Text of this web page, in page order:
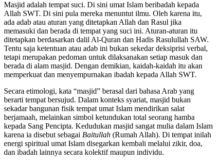
Masjid adalah tempat suci. Di sini umat Islam beribadah kepada
Allah SWT. Di sini pula mereka menuntut ilmu. Oleh karena itu,
ada adab atau aturan yang ditetapkan Allah dan Rasul jika
memasuki dan berada di tempat yang suci ini. Aturan-aturan itu
ditetapkan berdasarkan dalil Al-Quran dan Hadis Rasulullah SAW.
Tentu saja ketentuan atau adab ini bukan sekedar deksiprisi verbal,
tetapi merupakan pedoman untuk dilaksanakan setiap masuk dan
berada di alam masjid. Dengan demikian, kaidah-kaidah itu akan
memperkuat dan menyempurnakan ibadah kepada Allah SWT.
Secara etimologi, kata “masjid” berasal dari bahasa Arab yang
berarti tempat bersujud. Dalam konteks syariat, masjid bukan
sekadar bangunan fisik tempat umat Islam mendirikan salat
berjamaah, melainkan simbol ketundukan total seorang hamba
kepada Sang Pencipta. Kedudukan masjid sangat mulia dalam Islam
karena ia disebut sebagai Baitullah (Rumah Allah). Di tempat inilah
energi spiritual umat Islam disegarkan kembali melalui zikir, doa,
dan ibadah lainnya secara kolektif maupun individu.